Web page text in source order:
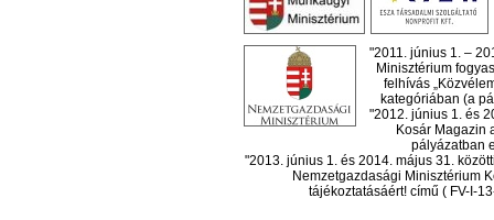
"2011. június 1. –
Minisztérium
felhívás
kategóriában (a
"2012. június 1. és
Kosár Magazin
pályázatban
"2013. június 1. és 2014. május 31.
Nemzetgazdasági Minisztérium
tájékoztatásáért! című ( FV-I-